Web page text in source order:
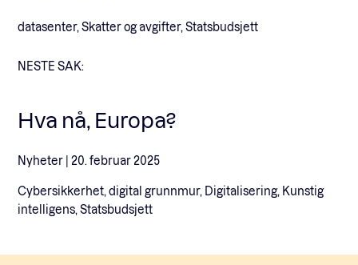
datasenter, Skatter og avgifter, Statsbudsjett
NESTE SAK:
Hva nå, Europa?
Nyheter | 20. februar 2025
Cybersikkerhet, digital grunnmur, Digitalisering, Kunstig
intelligens, Statsbudsjett